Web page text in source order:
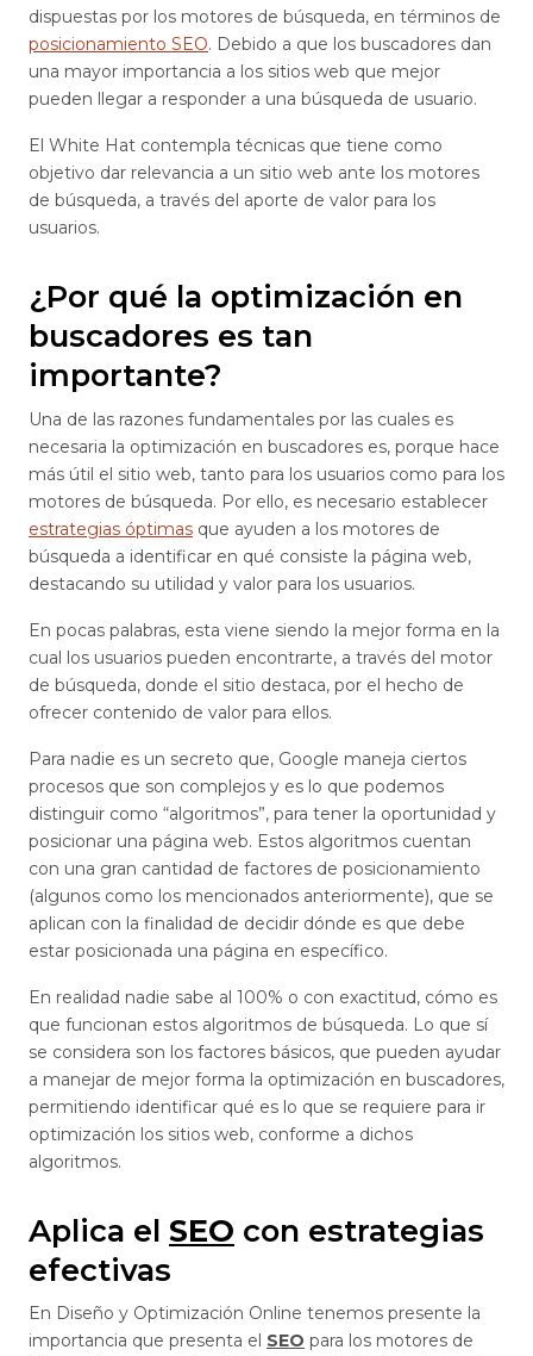
dispuestas por los motores de búsqueda, en términos de
posicionamiento SEO. Debido a que los buscadores dan
una mayor importancia a los sitios web que mejor
pueden llegar a responder a una búsqueda de usuario.
El White Hat contempla técnicas que tiene como
objetivo dar relevancia a un sitio web ante los motores
de búsqueda, a través del aporte de valor para los
usuarios.
¿Por qué la optimización en
buscadores es tan
importante?
Una de las razones fundamentales por las cuales es
necesaria la optimización en buscadores es, porque hace
más útil el sitio web, tanto para los usuarios como para los
motores de búsqueda. Por ello, es necesario establecer
estrategias óptimas que ayuden a los motores de
búsqueda a identificar en qué consiste la página web,
destacando su utilidad y valor para los usuarios.
En pocas palabras, esta viene siendo la mejor forma en la
cual los usuarios pueden encontrarte, a través del motor
de búsqueda, donde el sitio destaca, por el hecho de
ofrecer contenido de valor para ellos.
Para nadie es un secreto que, Google maneja ciertos
procesos que son complejos y es lo que podemos
distinguir como “algoritmos”, para tener la oportunidad y
posicionar una página web. Estos algoritmos cuentan
con una gran cantidad de factores de posicionamiento
(algunos como los mencionados anteriormente), que se
aplican con la finalidad de decidir dónde es que debe
estar posicionada una página en específico.
En realidad nadie sabe al 100% o con exactitud, cómo es
que funcionan estos algoritmos de búsqueda. Lo que sí
se considera son los factores básicos, que pueden ayudar
a manejar de mejor forma la optimización en buscadores,
permitiendo identificar qué es lo que se requiere para ir
optimización los sitios web, conforme a dichos
algoritmos.
Aplica el SEO con estrategias
efectivas
En Diseño y Optimización Online tenemos presente la
importancia que presenta el SEO para los motores de